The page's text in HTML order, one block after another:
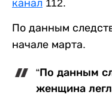
канал 112.
По данным
начале марта.
“По данным
женщина